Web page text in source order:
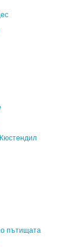
пътищата